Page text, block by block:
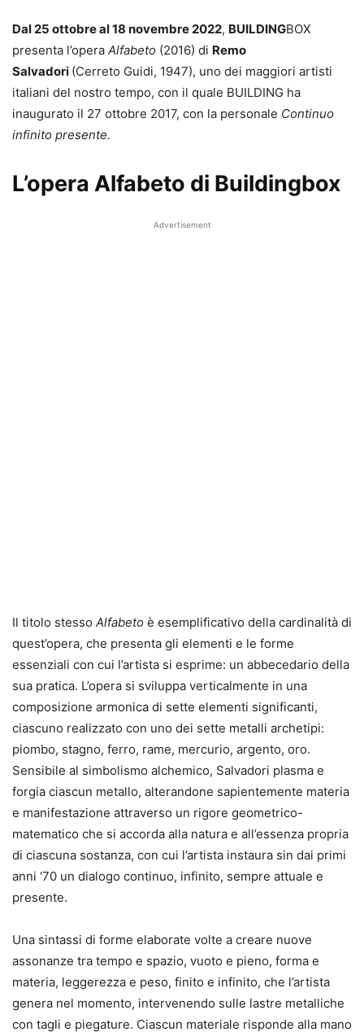
Dal 25 ottobre al 18 novembre 2022, BUILDINGBOX
presenta l’opera Alfabeto (2016) di Remo
Salvadori (Cerreto Guidi, 1947), uno dei maggiori artisti
italiani del nostro tempo, con il quale BUILDING ha
inaugurato il 27 ottobre 2017, con la personale Continuo
infinito presente.
L’opera Alfabeto di Buildingbox
Advertisement
Il titolo stesso Alfabeto è esemplificativo della cardinalità di
quest’opera, che presenta gli elementi e le forme
essenziali con cui l’artista si esprime: un abbecedario della
sua pratica. L’opera si sviluppa verticalmente in una
composizione armonica di sette elementi significanti,
ciascuno realizzato con uno dei sette metalli archetipi:
piombo, stagno, ferro, rame, mercurio, argento, oro.
Sensibile al simbolismo alchemico, Salvadori plasma e
forgia ciascun metallo, alterandone sapientemente materia
e manifestazione attraverso un rigore geometrico-
matematico che si accorda alla natura e all’essenza propria
di ciascuna sostanza, con cui l’artista instaura sin dai primi
anni ‘70 un dialogo continuo, infinito, sempre attuale e
presente.
Una sintassi di forme elaborate volte a creare nuove
assonanze tra tempo e spazio, vuoto e pieno, forma e
materia, leggerezza e peso, finito e infinito, che l’artista
genera nel momento, intervenendo sulle lastre metalliche
con tagli e piegature. Ciascun materiale risponde alla mano